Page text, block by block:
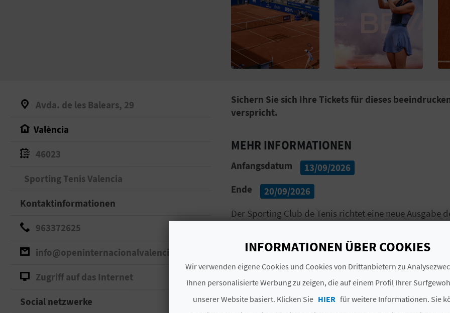
Avda. de les Balears, 29
València
46023
Sporting Tenis Valencia
Kontaktinformationen
963372625
info@openinternacionalvalencia.com
Zugriff auf das Internet
Social netzwerke
Sichern Sie sich Ihre Tickets für dieses
verspricht.
MEHR INFORMATIONEN
Anfangsdatum
13/09/2026
Ende
20/09/2026
Der Sporting Club de Tenis richtet eine neue Ausgabe
64
Nationen,mit einem Einzel-Turnierbaum von 32
Doppelwettbewerb mit 16 Paaren. Es ist eine
der internationalen Tour in einer exklusiven
INFORMATIONEN ÜBER COOKIES
Wir verwenden eigene Cookies und Cookies von Drittanbietern zu
Ihnen personalisierte Werbung zu zeigen, die auf einem Profil Ihrer
unserer Website basiert. Klicken Sie HIER für weitere Informationen. Sie